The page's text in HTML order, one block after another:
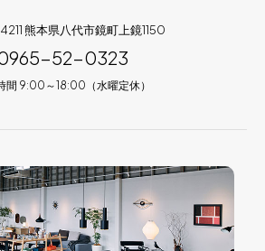
熊本県八代市鏡町上鏡1150
52-0323
間 9:00～18:00（水曜定休）